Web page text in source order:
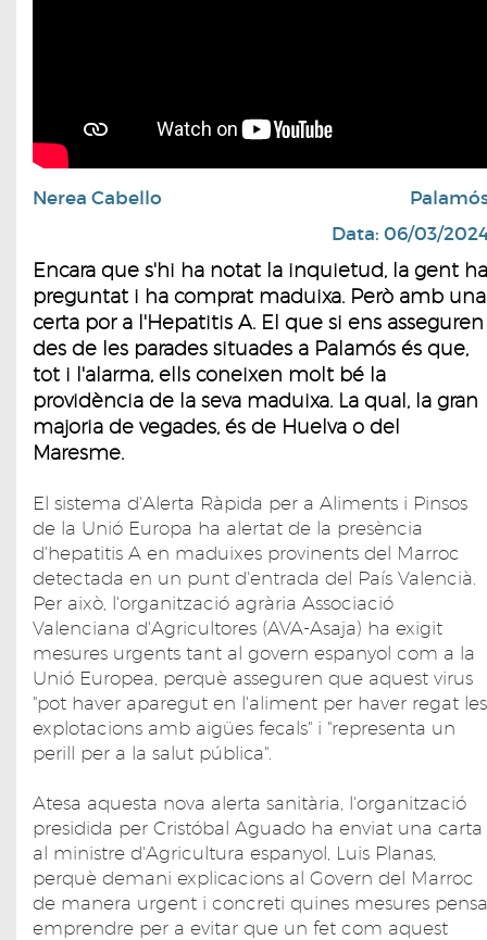
Nerea Cabello
Data: 06/03/
Encara que s'hi ha notat la inquietud, la gent ha
preguntat i ha comprat maduixa. Però amb una
certa por a l'Hepatitis A. El que si ens asseguren
des de les parades situades a Palamós és que,
tot i l'alarma, ells coneixen molt bé la
providència de la seva maduixa. La qual, la gran
majoria de vegades, és de Huelva o del
Maresme.
El sistema d'Alerta Ràpida per a Aliments i Pinsos
de la Unió Europa ha alertat de la presència
d'hepatitis A en maduixes provinents del Marroc
detectada en un punt d'entrada del País Valencià.
Per això, l'organització agrària Associació
Valenciana d'Agricultores (AVA-Asaja) ha exigit
mesures urgents tant al govern espanyol com a la
Unió Europea, perquè asseguren que aquest virus
"pot haver aparegut en l'aliment per haver regat les
explotacions amb aigües fecals" i "representa un
perill per a la salut pública".
Atesa aquesta nova alerta sanitària, l'organització
presidida per Cristóbal Aguado ha enviat una carta
al ministre d'Agricultura espanyol, Luis Planas,
perquè demani explicacions al Govern del Marroc
de manera urgent i concreti quines mesures pensa
emprendre per a evitar que un fet com aquest